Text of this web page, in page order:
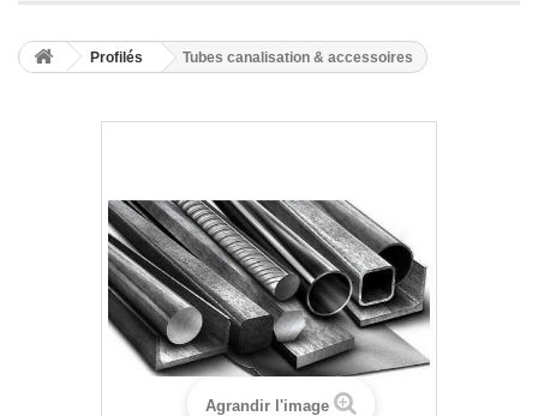
Profilés Tubes canalisation & accessoires
Agrandir l'image